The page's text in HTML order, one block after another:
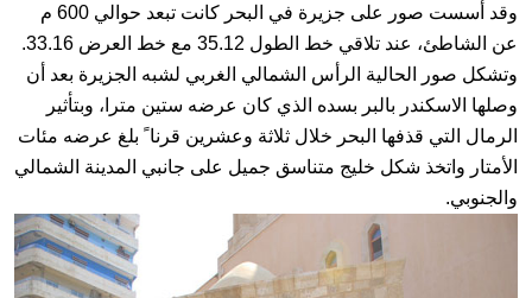
وقد أسست صور على جزيرة في البحر كانت تبعد حوالي 600 م
عن الشاطئ، عند تلاقي خط الطول 35.12 مع خط العرض 33.16.
وتشكل صور الحالية الرأس الشمالي الغربي لشبه الجزيرة بعد أن
وصلها الاسكندر بالبر بسده الذي كان عرضه ستين مترا، وبتأثير
الرمال التي قذفها البحر خلال ثلاثة وعشرين قرنا ً بلغ عرضه مئات
الأمتار واتخذ شكل خليج متناسق جميل على جانبي المدينة الشمالي
والجنوبي.